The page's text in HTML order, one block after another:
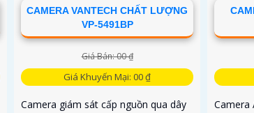
CAMERA VANTECH CHẤT LƯỢNG
VP-5491BP
Giá Bán: 00 ₫
Giá Khuyến Mại: 00 ₫
Camera giám sát cấp nguồn qua dây
Camera